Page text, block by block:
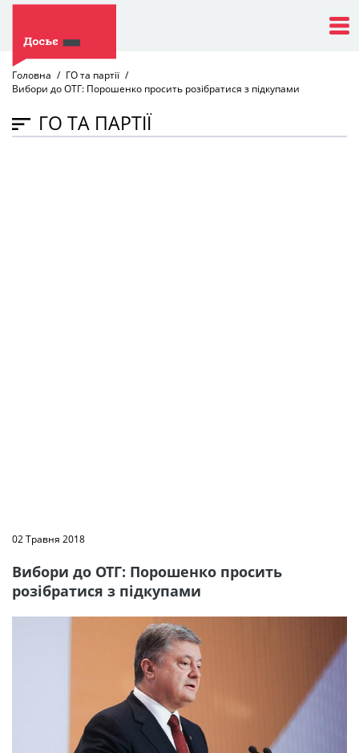
Головна
ГО та партії
Вибори до ОТГ: Порошенко просить розібратися з підкупами
ГО ТА ПАРТІЇ
02 Травня 2018
Вибори до ОТГ: Порошенко просить
розібратися з підкупами